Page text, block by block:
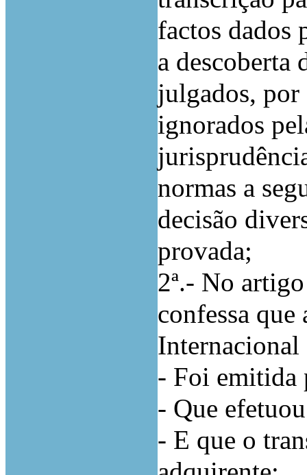
factos dados
a descoberta
julgados, por
ignorados
normas a
decisão
provada;
2ª.- No
confessa
- Foi emitida
- Que
- E que o